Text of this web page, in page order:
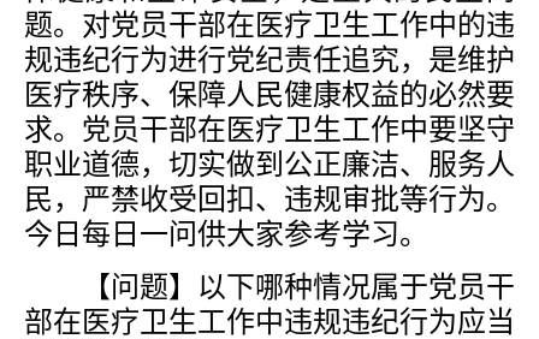
题。对党员干部在医疗卫生工作中的违
规违纪行为进行党纪责任追究，是维护
医疗秩序、保障人民健康权益的必然要
求。党员干部在医疗卫生工作中要坚守
职业道德，切实做到公正廉洁、服务人
民，严禁收受回扣、违规审批等行为。
今日每日一问供大家参考学习。
【问题】以下哪种情况属于党员干
部在医疗卫生工作中违规违纪行为应当